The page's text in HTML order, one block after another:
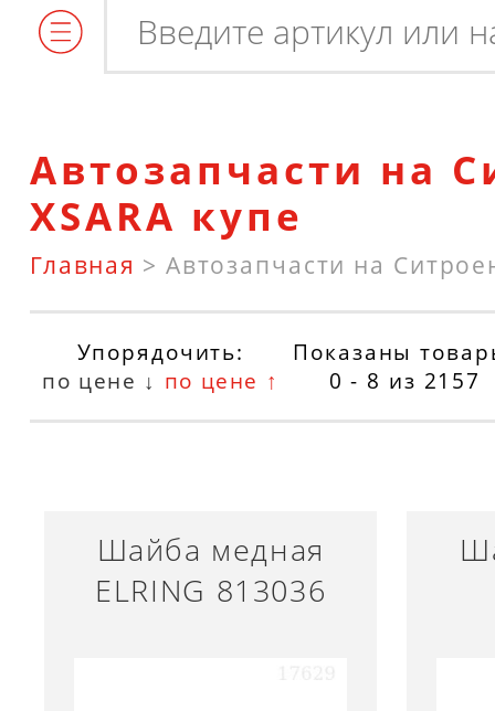
Автозапчасти на
XSARA купе
Главная > Автозапчасти на
Упорядочить:
по цене ↓ по цене ↑
Показаны
0 - 8 из 2157
Шайба медная
ELRING 813036